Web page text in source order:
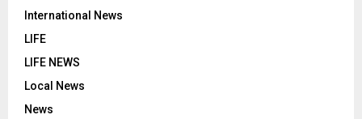
International News
LIFE
LIFE NEWS
Local News
News